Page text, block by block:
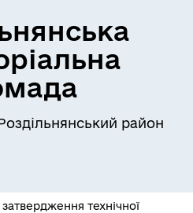
район
технічної